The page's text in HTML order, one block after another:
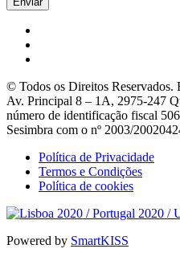
© Todos os Direitos Reservados.
Av. Principal 8 – 1A, 2975-247
número de identificação fiscal
Sesimbra com o nº 2003/
Política de Privacidade
Termos e Condições
Política de cookies
Powered by SmartKISS